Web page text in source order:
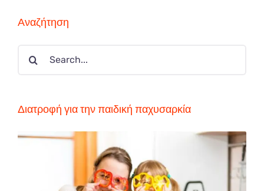
Αναζήτηση
Search
Διατροφή για την παιδική παχυσαρκία